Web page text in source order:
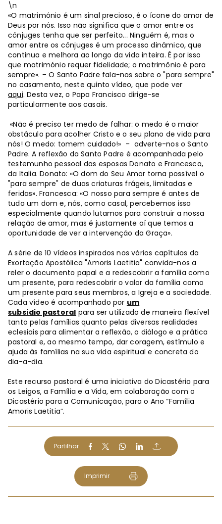
\n
«O matrimónio é um sinal precioso, é o ícone do amor de
Deus por nós. Isso não significa que o amor entre os
cônjuges tenha que ser perfeito... Ninguém é, mas o
amor entre os cônjuges é um processo dinâmico, que
continua e melhora ao longo da vida inteira. É por isso
que matrimónio requer fidelidade; o matrimônio é para
sempre». – O Santo Padre fala-nos sobre o "para sempre"
no casamento, neste quinto vídeo, que pode ver
aqui. Desta vez, o Papa Francisco dirige-se
particularmente aos casais.
«Não é preciso ter medo de falhar: o medo é o maior
obstáculo para acolher Cristo e o seu plano de vida para
nós! O medo: tomem cuidado!» – adverte-nos o Santo
Padre. A reflexão do Santo Padre é acompanhada pelo
testemunho pessoal das esposas Donato e Francesca,
da Italia. Donato: «O dom do Seu Amor torna possível o
"para sempre" de duas criaturas frágeis, limitadas e
feridas». Francesca: «O nosso para sempre é antes de
tudo um dom e, nós, como casal, percebemos isso
especialmente quando lutamos para construir a nossa
relação de amor, mas é justamente aí que temos a
oportunidade de ver a intervenção da Graça».
A série de 10 vídeos inspirados nos vários capítulos da
Exortação Apostólica "Amoris Laetitia" convida-nos a
reler o documento papal e a redescobrir a família como
um presente, para redescobrir o valor da família como
um presente para seus membros, a Igreja e a sociedade.
Cada vídeo é acompanhado por um
subsídio pastoral para ser utilizado de maneira flexível
tanto pelas famílias quanto pelas diversas realidades
eclesiais para alimentar a reflexão, o diálogo e a prática
pastoral e, ao mesmo tempo, dar coragem, estímulo e
ajuda às famílias na sua vida espiritual e concreta do
dia-a-dia.
Este recurso pastoral é uma iniciativa do Dicastério para
os Leigos, a Família e a Vida, em colaboração com o
Dicastério para a Comunicação, para o Ano “Família
Amoris Laetitia”.
Partilhar
Imprimir